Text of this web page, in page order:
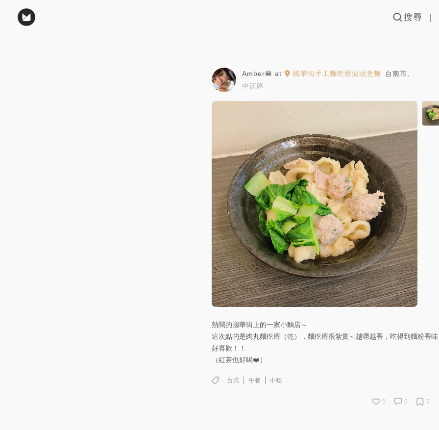
搜尋
Amber🍔 at 國華街手工麵疙瘩汕頭意麵 台南市
中西區
熱鬧的國華街上的一家小麵店～
這次點的是肉丸麵疙瘩（乾），麵疙瘩很紮實～越嚼越香，吃得到麵粉香
好喜歡！！
（紅茶也好喝❤️）
台式 午餐 小吃
5 0 2